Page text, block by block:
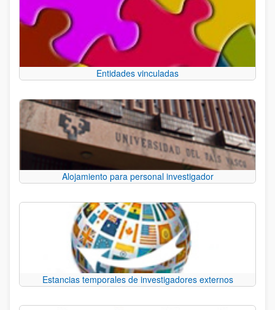
Entidades vinculadas
Alojamiento para personal investigador
Estancias temporales de investigadores externos